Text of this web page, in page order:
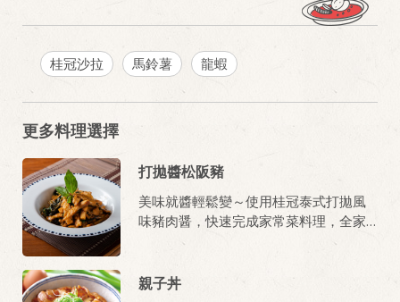
桂冠沙拉 馬鈴薯 龍蝦
更多料理選擇
打拋醬松阪豬
美味就醬輕鬆變～使用桂冠泰式打拋風
味豬肉醤，快速完成家常菜料理，全家
大小都愛吃!
親子丼